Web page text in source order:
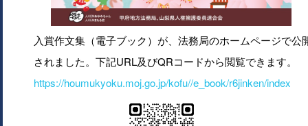
入賞作文集（電子ブック）が、法務局のホームページで公
されました。下記URL及びQRコードから閲覧できます。
https://houmukyoku.moj.go.jp/kofu//e_book/r6jinken/index